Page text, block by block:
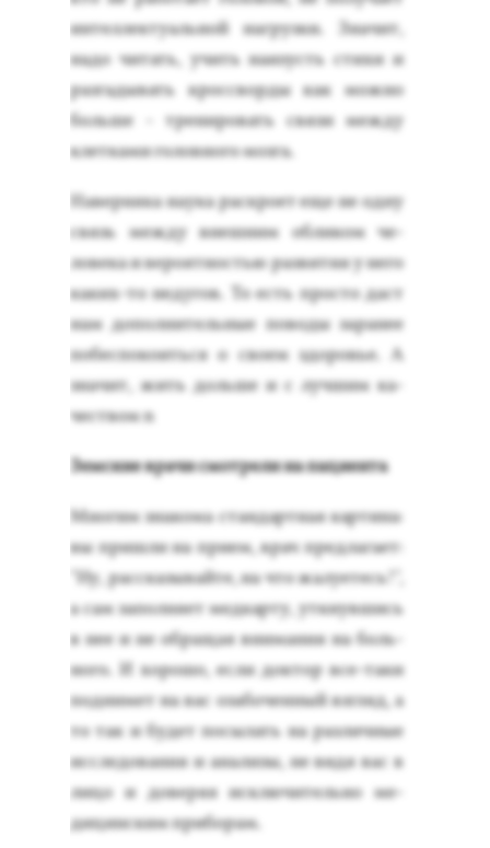
ин­теллек­ту­аль­ной наг­рузки. Зна­чит,
на­до чи­тать, учить на­изусть сти­хи и
раз­га­дывать крос­свор­ды как мож­но
боль­ше - тре­ниро­вать свя­зи меж­ду
клет­ка­ми го­лов­но­го моз­га.
На­вер­ня­ка на­ука рас­кро­ет еще не од­ну
связь меж­ду внеш­ним об­ли­ком че­
лове­ка и ве­ро­ят­ностью раз­ви­тия у не­го
ка­ких-то не­дугов. То есть прос­то даст
нам до­пол­ни­тель­ные по­воды за­ранее
по­бес­по­ко­ить­ся о сво­ем здо­ровье. А
зна­чит, жить доль­ше и с луч­шим ка­
чес­твом n
Зем­ские вра­чи смот­ре­ли на па­ци­ен­та
Мно­гим зна­кома стан­дар­тная кар­ти­на:
вы приш­ли на при­ем, врач пред­ла­га­ет:
"Ну, рас­ска­зывай­те, на что жа­лу­етесь!",
а сам за­пол­ня­ет мед­карту, ут­кнув­шись
в нее и не об­ра­щая вни­мания на боль­
но­го. И хо­рошо, ес­ли док­тор все-та­ки
под­ни­мет на вас оза­бочен­ный взгляд, а
то так и бу­дет по­сылать на раз­личные
ис­сле­дова­ния и ана­лизы, не ви­дя вас в
ли­цо и до­веряя ис­клю­читель­но ме­
дицин­ским при­борам.